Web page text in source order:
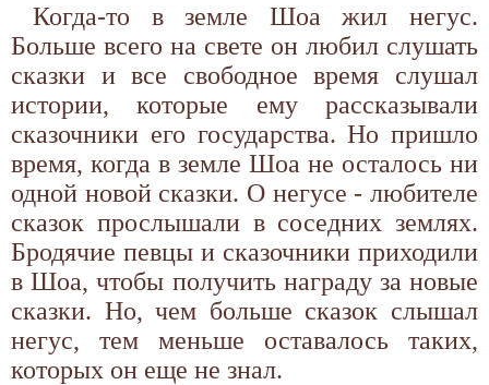
Когда-то в земле Шоа жил негус.
Больше всего на свете он любил слушать
сказки и все свободное время слушал
истории, которые ему рассказывали
сказочники его государства. Но пришло
время, когда в земле Шоа не осталось ни
одной новой сказки. О негусе - любителе
сказок прослышали в соседних землях.
Бродячие певцы и сказочники приходили
в Шоа, чтобы получить награду за новые
сказки. Но, чем больше сказок слышал
негус, тем меньше оставалось таких,
которых он еще не знал.